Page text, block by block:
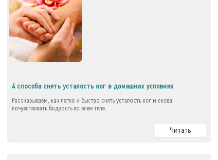
4 способа снять усталость ног в домашних условиях
Рассказываем, как легко и быстро снять усталость ног и снова
почувствовать бодрость во всем теле.
Читать